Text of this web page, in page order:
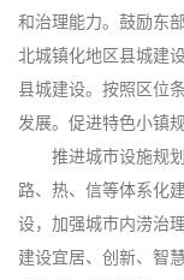
和治理能力。鼓励东
北城镇化地区县城建
县城建设。按照区位
发展。促进特色小镇
推进城市设施规
路、热、信等体系化
设，加强城市内涝治
建设宜居、创新、智